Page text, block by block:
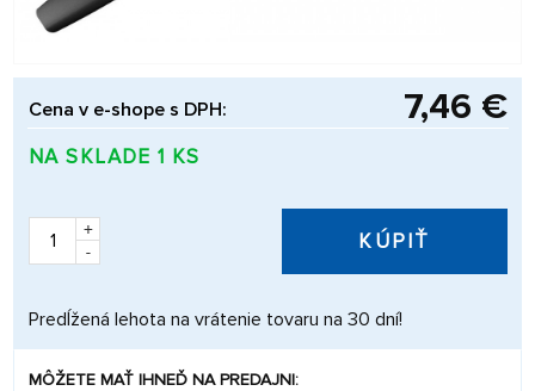
Cena v e-shope s DPH: 7,46 €
NA SKLADE 1 KS
+
-
KÚPIŤ
Predĺžená lehota na vrátenie tovaru na 30 dní!
MÔŽETE MAŤ IHNEĎ NA PREDAJNI: